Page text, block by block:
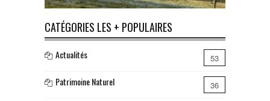
CATÉGORIES LES + POPULAIRES
Actualités 53
Patrimoine Naturel 36